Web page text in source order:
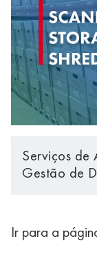
Serviços de
Gestão de
Ir para a